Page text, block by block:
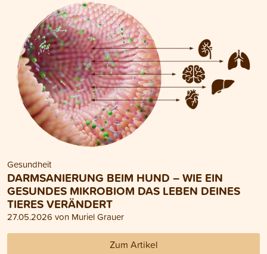
Gesundheit
DARMSANIERUNG BEIM HUND – WIE EIN
GESUNDES MIKROBIOM DAS LEBEN DEINES
TIERES VERÄNDERT
27.05.2026 von Muriel Grauer
Zum Artikel